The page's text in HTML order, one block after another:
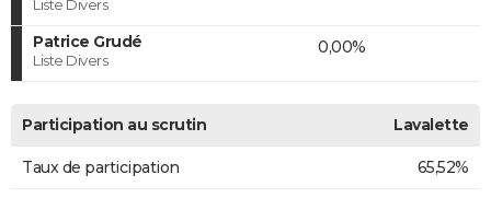
Liste Divers
Patrice Grudé
Liste Divers
0,00%
Participation au scrutin Lavalette
Taux de participation 65,52%